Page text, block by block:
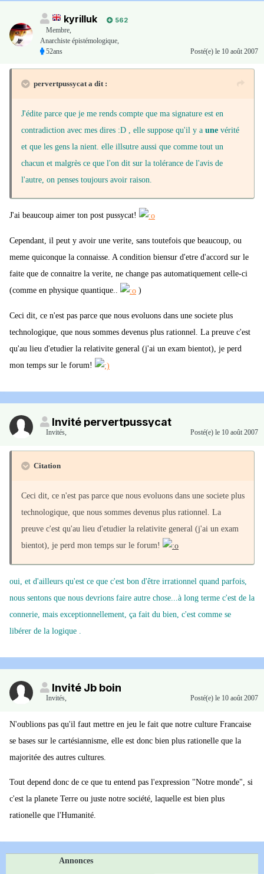
kyrilluk
562
Membre,
Anarchiste épistémologique,
52ans
Posté(e) le 10 août 2007
pervertpussycat a dit :
J'édite parce que je me rends compte que ma signature est en
contradiction avec mes dires :D , elle suppose qu'il y a une vérité
et que les gens la nient. elle illsutre aussi que comme tout un
chacun et malgrès ce que l'on dit sur la tolérance de l'avis de
l'autre, on penses toujours avoir raison.
J'ai beaucoup aimer ton post pussycat!
Cependant, il peut y avoir une verite, sans toutefois que beaucoup, ou
meme quiconque la connaisse. A condition biensur d'etre d'accord sur le
faite que de connaitre la verite, ne change pas automatiquement celle-ci
(comme en physique quantique..
)
Ceci dit, ce n'est pas parce que nous evoluons dans une societe plus
technologique, que nous sommes devenus plus rationnel. La preuve c'est
qu'au lieu d'etudier la relativite general (j'ai un exam bientot), je perd
mon temps sur le forum!
Invité pervertpussycat
Invités, Posté(e) le 10 août 2007
Citation
Ceci dit, ce n'est pas parce que nous evoluons dans une societe plus
technologique, que nous sommes devenus plus rationnel. La
preuve c'est qu'au lieu d'etudier la relativite general (j'ai un exam
bientot), je perd mon temps sur le forum!
oui, et d'ailleurs qu'est ce que c'est bon d'être irrationnel quand parfois,
nous sentons que nous devrions faire autre chose...à long terme c'est de la
connerie, mais exceptionnellement, ça fait du bien, c'est comme se
libérer de la logique .
Invité Jb boin
Invités, Posté(e) le 10 août 2007
N'oublions pas qu'il faut mettre en jeu le fait que notre culture Francaise
se bases sur le cartésiannisme, elle est donc bien plus rationelle que la
majoritée des autres cultures.
Tout depend donc de ce que tu entend pas l'expression "Notre monde", si
c'est la planete Terre ou juste notre société, laquelle est bien plus
rationelle que l'Humanité.
Annonces